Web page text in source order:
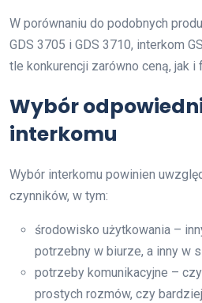
W porównaniu do podobnych
GDS 3705 i GDS 3710, interkom
tle konkurencji zarówno ceną, jak i
Wybór
interkomu
Wybór interkomu powinien
czynników, w tym:
środowisko użytkowania –
potrzebny w biurze, a inny w
potrzeby komunikacyjne –
prostych rozmów, czy